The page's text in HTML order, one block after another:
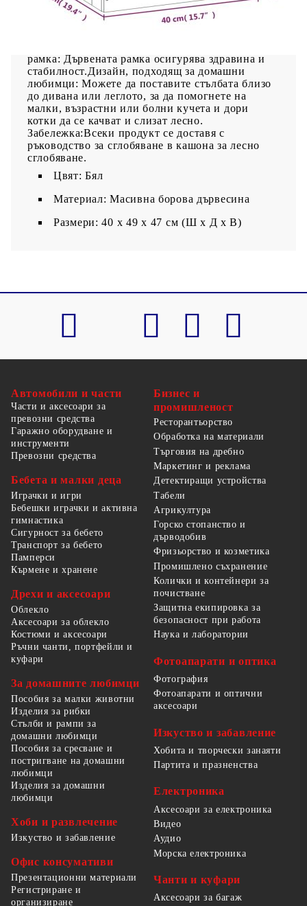
дървесина: Масивната борова дървесина е
красив естествен материал. Боровата дървесина
рамка: Дървената рамка осигурява здравина и
стабилност.Дизайн, подходящ за домашни
любимци: Можете да поставите стълбата близо
до дивана или леглото, за да помогнете на
малки, възрастни или болни кучета и дори
котки да се качват и слизат лесно.
Забележка:Всеки продукт се доставя с
ръководство за сглобяване в кашона за лесно
сглобяване.
Цвят: Бял
Материал: Масивна борова дървесина
Размери: 40 x 49 x 47 см (Ш x Д x В)
Автомобили и части
Части и аксесоари за
превозни средства
Гаражно оборудване и
инструменти
Превозни средства
Бебета и малки деца
Играчки и игри
Бебешки играчки и активна
гимнастика
Сигурност за бебето
Транспорт за бебето
Памперси
Кърмене и хранене
Дрехи и аксесоари
Облекло
Аксесоари за облекло
Костюми и аксесоари
Ръчни чанти, портфейли и
куфари
За домашните любимци
Пособия за малки животни
Изделия за рибки
Стълби и рампи за
домашни любимци
Пособия за сресване и
постригване на домашни
любимци
Изделия за домашни
любимци
Хоби и развлечение
Изкуство и забавление
Офис консумативи
Презентационни материали
Регистриране и
организиране
Бизнес и
промишленост
Ресторантьорство
Обработка на материали
Търговия на дребно
Маркетинг и реклама
Детектиращи устройства
Табели
Агрикултура
Горско стопанство и
дърводобив
Фризьорство и козметика
Промишлено съхранение
Колички и контейнери за
почистване
Защитна екипировка за
безопасност при работа
Наука и лаборатории
Фотоапарати и оптика
Фотография
Фотоапарати и оптични
аксесоари
Изкуство и забавление
Хобита и творчески занаяти
Партита и празненства
Електроника
Аксесоари за електроника
Видео
Аудио
Морска електроника
Чанти и куфари
Аксесоари за багаж